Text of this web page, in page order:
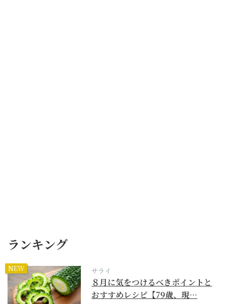
ランキング
NEW サライ
８月に気をつけるべきポイントと
おすすめレシピ【79歳、現…